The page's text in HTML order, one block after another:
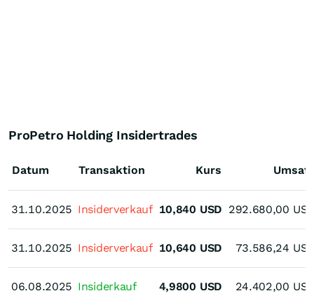
ProPetro Holding Insidertrades
Datum
31.10.2025
31.10.2025
06.08.2025
Transaktion Kurs Umsatz
31.10.2025 Insiderverkauf 10,840 USD 292.680,00
31.10.2025 Insiderverkauf 10,640 USD 73.586,24
06.08.2025 Insiderkauf 4,9800 USD 24.402,00